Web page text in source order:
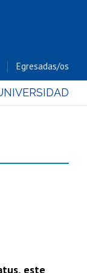
Egresadas/os
este